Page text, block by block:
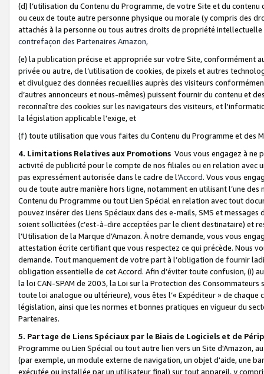
(d) l’utilisation du Contenu du Programme, de votre Site et du
ou ceux de toute autre personne physique ou morale (y compris des
attachés à la personne ou tous autres droits de propriété
contrefaçon des Partenaires Amazon,
(e) la publication précise et appropriée sur votre Site, conformément
privée ou autre, de l’utilisation de cookies, de pixels et autres
et divulguez des données recueillies auprès des visiteurs
d’autres annonceurs et nous-mêmes) puissent fournir du contenu et
reconnaître des cookies sur les navigateurs des visiteurs, et
la législation applicable l'exige, et
(f) toute utilisation que vous faites du Contenu du Programme et des
4. Limitations Relatives aux Promotions Vous vous engagez à ne
activité de publicité pour le compte de nos filiales ou en relation avec
pas expressément autorisée dans le cadre de l’Accord. Vous vous
ou de toute autre manière hors ligne, notamment en utilisant l’une
Contenu du Programme ou tout Lien Spécial en relation avec tout
pouvez insérer des Liens Spéciaux dans des e-mails, SMS et
soient sollicitées (c’est-à-dire acceptées par le client destinataire) et
l’Utilisation de la Marque d’Amazon. À notre demande, vous vous
attestation écrite certifiant que vous respectez ce qui précède. Nous
demande. Tout manquement de votre part à l’obligation de fournir
obligation essentielle de cet Accord. Afin d’éviter toute confusion, (i)
la loi CAN-SPAM de 2003, la Loi sur la Protection des
toute loi analogue ou ultérieure), vous êtes l’« Expéditeur » de
législation, ainsi que les normes et bonnes pratiques en vigueur du
Partenaires.
5. Partage de Liens Spéciaux par le Biais de Logiciels et de
Programme ou Lien Spécial ou tout autre lien vers un Site d'Amazon,
(par exemple, un module externe de navigation, un objet d'aide, une
exécutée ou installée par un utilisateur final) sur tout appareil, y